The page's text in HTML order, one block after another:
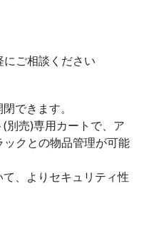
ご相談ください
できます。
売)専用カートで、ア
クとの物品管理が可能
、よりセキュリティ性